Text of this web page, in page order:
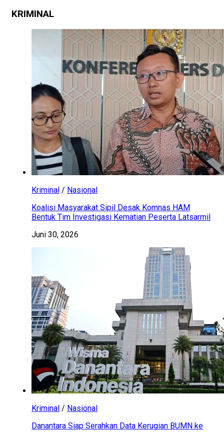
KRIMINAL
Kriminal / Nasional
Koalisi Masyarakat Sipil Desak Komnas HAM
Bentuk Tim Investigasi Kematian Peserta Latsarmil
Juni 30, 2026
Kriminal / Nasional
Danantara Siap Serahkan Data Kerugian BUMN ke